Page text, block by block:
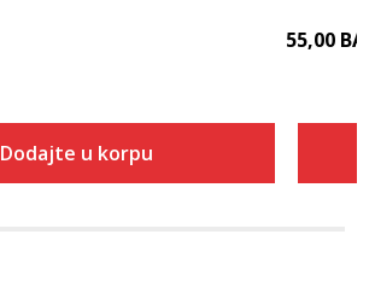
Dodajte u korpu
55,00